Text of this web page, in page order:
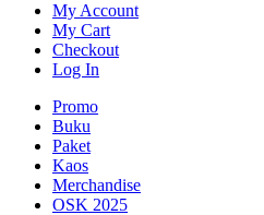
My Account
My Cart
Checkout
Log In
Promo
Buku
Paket
Kaos
Merchandise
OSK 2025